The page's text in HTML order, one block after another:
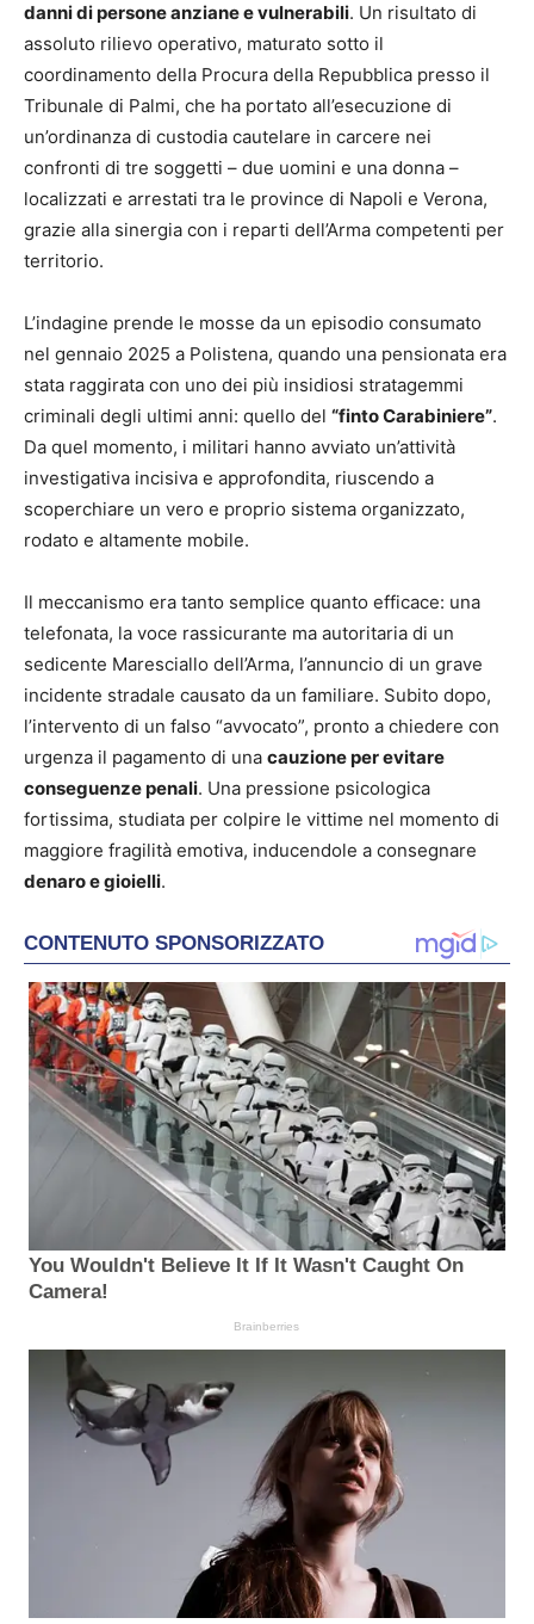
danni di persone anziane e vulnerabili. Un risultato di
assoluto rilievo operativo, maturato sotto il
coordinamento della Procura della Repubblica presso il
Tribunale di Palmi, che ha portato all’esecuzione di
un’ordinanza di custodia cautelare in carcere nei
confronti di tre soggetti – due uomini e una donna –
localizzati e arrestati tra le province di Napoli e Verona,
grazie alla sinergia con i reparti dell’Arma competenti per
territorio.
L’indagine prende le mosse da un episodio consumato
nel gennaio 2025 a Polistena, quando una pensionata era
stata raggirata con uno dei più insidiosi stratagemmi
criminali degli ultimi anni: quello del “finto Carabiniere”.
Da quel momento, i militari hanno avviato un’attività
investigativa incisiva e approfondita, riuscendo a
scoperchiare un vero e proprio sistema organizzato,
rodato e altamente mobile.
Il meccanismo era tanto semplice quanto efficace: una
telefonata, la voce rassicurante ma autoritaria di un
sedicente Maresciallo dell’Arma, l’annuncio di un grave
incidente stradale causato da un familiare. Subito dopo,
l’intervento di un falso “avvocato”, pronto a chiedere con
urgenza il pagamento di una cauzione per evitare
conseguenze penali. Una pressione psicologica
fortissima, studiata per colpire le vittime nel momento di
maggiore fragilità emotiva, inducendole a consegnare
denaro e gioielli.